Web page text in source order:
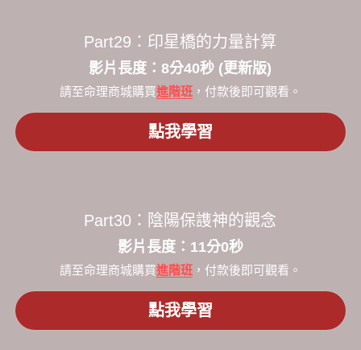
Part29：印星橋的力量計算
​影片長度：8分40秒​ (更新版)
請至命理商城購買進階班，付款後即可觀看。
點我學習
Part30：陰陽保謢神的觀念
​影片長度：11分0秒​
請至命理商城購買進階班，付款後即可觀看。
點我學習